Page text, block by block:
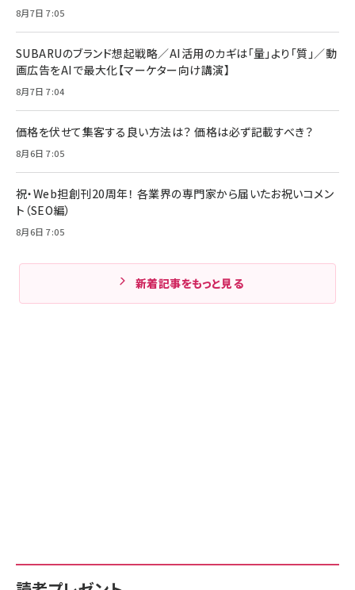
8月7日 7:05
SUBARUのブランド想起戦略／AI活用のカギは「量」より「質」／動
画広告をAIで最大化【マーケター向け講演】
8月7日 7:04
価格を伏せて集客する良い方法は？ 価格は必ず記載すべき？
8月6日 7:05
祝・Web担創刊20周年！ 各業界の専門家から届いたお祝いコメン
ト（SEO編）
8月6日 7:05
新着記事をもっと見る